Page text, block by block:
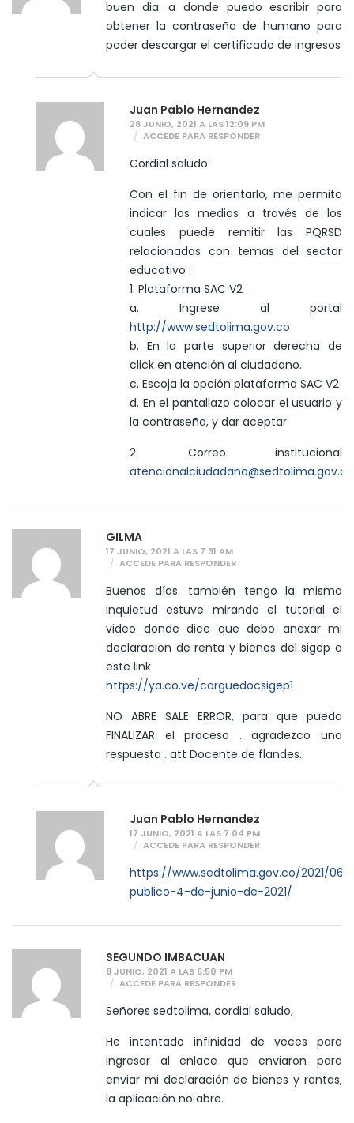
buen dia. a donde puedo escribir para
obtener la contraseña de humano para
poder descargar el certificado de ingresos
Juan Pablo Hernandez
28 JUNIO, 2021 A LAS 12:09 PM
ACCEDE PARA RESPONDER
Cordial saludo:
Con el fin de orientarlo, me permito
indicar los medios a través de los
cuales puede remitir las PQRSD
relacionadas con temas del sector
educativo :
1. Plataforma SAC V2
a. Ingrese al portal
http://www.sedtolima.gov.co
b. En la parte superior derecha de
click en atención al ciudadano.
c. Escoja la opción plataforma SAC V2
d. En el pantallazo colocar el usuario y
la contraseña, y dar aceptar
2. Correo institucional
atencionalciudadano@sedtolima.gov.co
GILMA
17 JUNIO, 2021 A LAS 7:31 AM
ACCEDE PARA RESPONDER
Buenos días. también tengo la misma
inquietud estuve mirando el tutorial el
video donde dice que debo anexar mi
declaracion de renta y bienes del sigep a
este link
https://ya.co.ve/carguedocsigep1
NO ABRE SALE ERROR, para que pueda
FINALIZAR el proceso . agradezco una
respuesta . att Docente de flandes.
Juan Pablo Hernandez
17 JUNIO, 2021 A LAS 7:04 PM
ACCEDE PARA RESPONDER
https://www.sedtolima.gov.co/2021/
publico-4-de-junio-de-2021/
SEGUNDO IMBACUAN
8 JUNIO, 2021 A LAS 6:50 PM
ACCEDE PARA RESPONDER
Señores sedtolima, cordial saludo,
He intentado infinidad de veces para
ingresar al enlace que enviaron para
enviar mi declaración de bienes y rentas,
la aplicación no abre.